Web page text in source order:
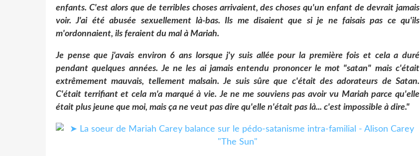
enfants. C'est alors que de terribles choses arrivaient, des choses qu'un enfant de devrait jamais
voir. J'ai été abusée sexuellement là-bas. Ils me disaient que si je ne faisais pas ce qu'ils
m'ordonnaient, ils feraient du mal à Mariah.
Je pense que j'avais environ 6 ans lorsque j'y suis allée pour la première fois et cela a duré
pendant quelques années. Je ne les ai jamais entendu prononcer le mot "satan" mais c'était
extrêmement mauvais, tellement malsain. Je suis sûre que c'était des adorateurs de Satan.
C'était terrifiant et cela m'a marqué à vie. Je ne me souviens pas avoir vu Mariah parce qu'elle
était plus jeune que moi, mais ça ne veut pas dire qu'elle n'était pas là... c'est impossible à dire."